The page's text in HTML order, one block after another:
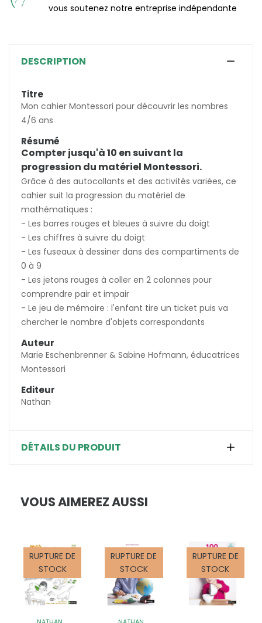
vous soutenez notre entreprise indépendante
DESCRIPTION
Titre
Mon cahier Montessori pour découvrir les nombres
4/6 ans
Résumé
Compter jusqu'à 10 en suivant la
progression du matériel Montessori.
Grâce à des autocollants et des activités variées, ce
cahier suit la progression du matériel de
mathématiques :
- Les barres rouges et bleues à suivre du doigt
- Les chiffres à suivre du doigt
- Les fuseaux à dessiner dans des compartiments de
0 à 9
- Les jetons rouges à coller en 2 colonnes pour
comprendre pair et impair
- Le jeu de mémoire : l'enfant tire un ticket puis va
chercher le nombre d'objets correspondants
Auteur
Marie Eschenbrenner & Sabine Hofmann, éducatrices
Montessori
Editeur
Nathan
DÉTAILS DU PRODUIT
VOUS AIMEREZ AUSSI
RUPTURE DE
STOCK
RUPTURE DE
STOCK
RUPTURE DE
STOCK